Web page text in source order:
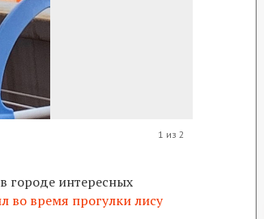
1 из 2
городе интересных
во время прогулки лису